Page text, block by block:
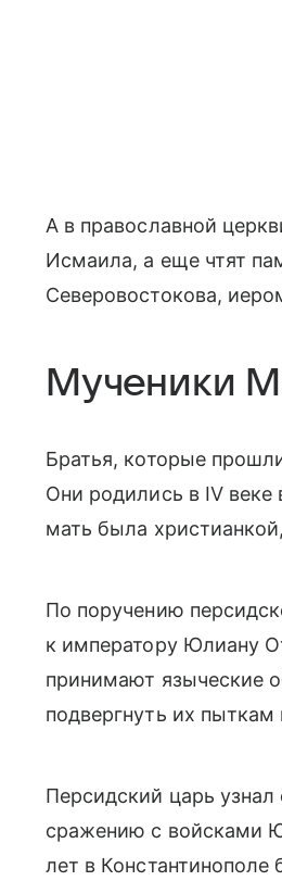
А в православной
Исмаила, а еще чтят
Северовостокова,
Мученики
Братья, которые
Они родились в IV веке
мать была
По поручению
к императору Юлиану
принимают языческие
подвергнуть их пыткам
Персидский царь узнал
сражению с войсками
лет в